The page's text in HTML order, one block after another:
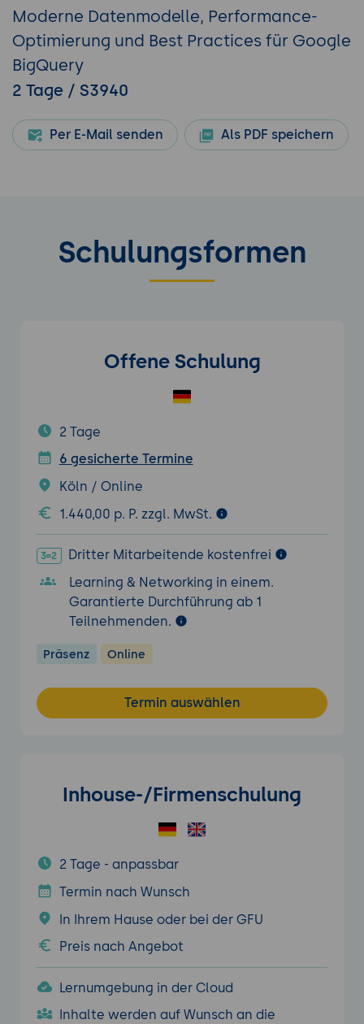
Moderne Datenmodelle, Performance-
Optimierung und Best Practices für Google
BigQuery
2 Tage / S3940
Per E-Mail senden Als PDF speichern
Schulungsformen
Offene Schulung
2 Tage
6 gesicherte Termine
Köln / Online
1.440,00 p. P. zzgl. MwSt.
Dritter Mitarbeitende kostenfrei
Learning & Networking in einem.
Garantierte Durchführung ab 1
Teilnehmenden.
Präsenz Online
Termin auswählen
Inhouse-/Firmenschulung
2 Tage - anpassbar
Termin nach Wunsch
In Ihrem Hause oder bei der GFU
Preis nach Angebot
Lernumgebung in der Cloud
Inhalte werden auf Wunsch an die